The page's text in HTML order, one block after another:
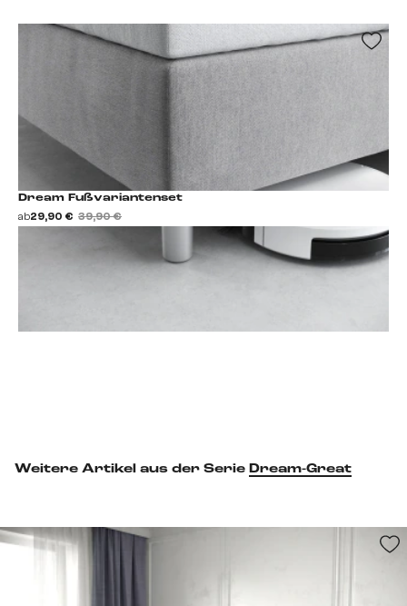
Dream Fußvariantenset
ab29,90 € 39,90 €
Fußset hinzufügen
Weitere Artikel aus der Serie Dream-Great